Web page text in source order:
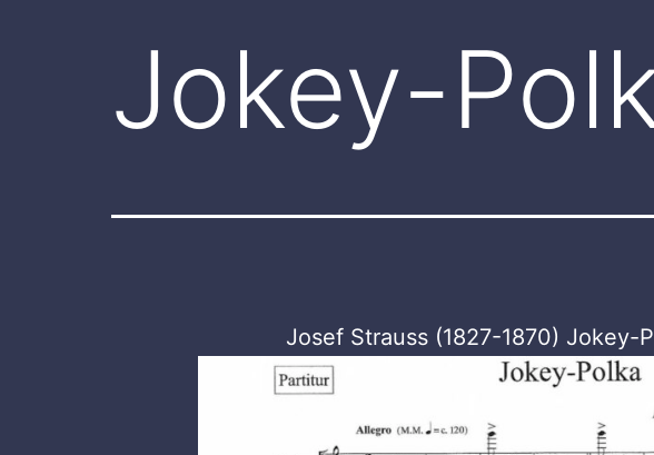
Jokey-
Josef Strauss (1827-1870) Jokey-